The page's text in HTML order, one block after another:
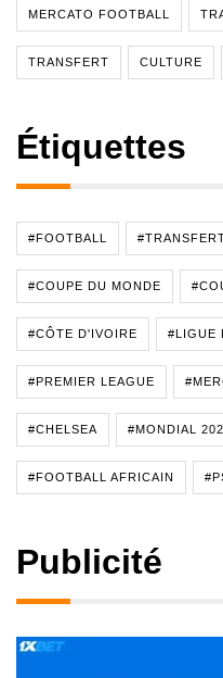
MERCATO FOOTBALL
TRANSFERT CULTURE
Étiquettes
#FOOTBALL
#COUPE DU MONDE
#CÔTE D'IVOIRE #LIGUE
#PREMIER LEAGUE
#CHELSEA #MONDIAL
#FOOTBALL AFRICAIN
Publicité